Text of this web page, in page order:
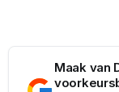
Maak van